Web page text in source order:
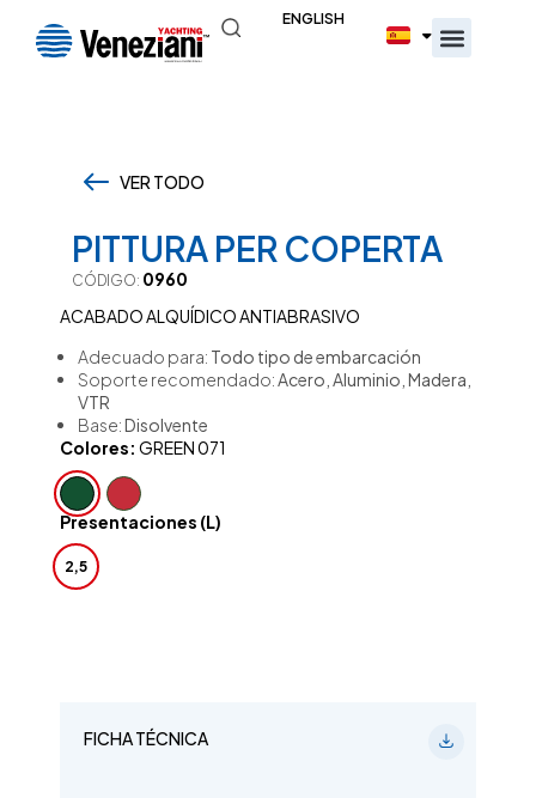
ENGLISH
VER TODO
PITTURA PER COPERTA
CÓDIGO: 0960
ACABADO ALQUÍDICO ANTIABRASIVO
Adecuado para: Todo tipo de embarcación
Soporte recomendado:Acero, Aluminio, Madera,
VTR
Base:Disolvente
Colores: GREEN 071
Presentaciones (L)
2,5
FICHA TÉCNICA